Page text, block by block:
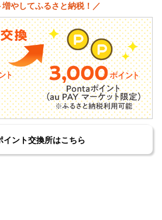
増やしてふるさと納税！／
イント交換所はこちら